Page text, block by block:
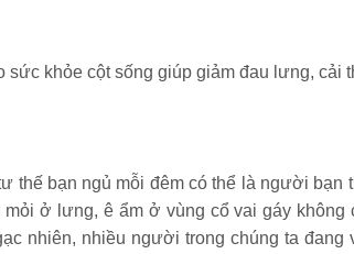
sức khỏe cột sống giúp giảm đau lưng,
thế bạn ngủ mỗi đêm có thể là người
ở lưng, ê ẩm ở vùng cổ vai gáy
nhiên, nhiều người trong chúng ta